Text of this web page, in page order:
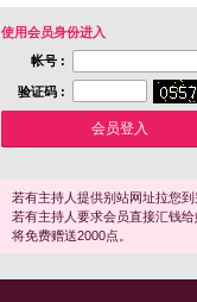
使用会员身份进入
帐号 :
验证码 :
若有主持人提供别站网址拉您
若有主持人要求会员直接汇钱
将免费赠送2000点。